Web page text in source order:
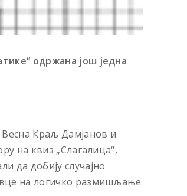
одржана још једна
Краљ Дамјанов и
на квиз „Слагалицa“,
да добију случајно
на логичко размишљање